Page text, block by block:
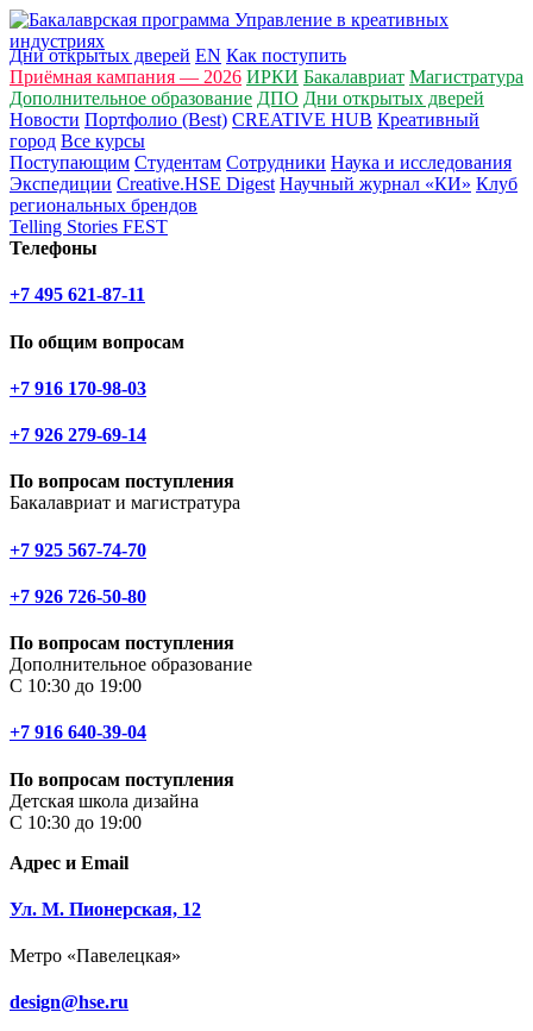
Дни открытых дверей EN Как поступить
Приёмная кампания — 2026 ИРКИ Бакалавриат Магистратура
Дополнительное образование ДПО Дни открытых дверей
Новости Портфолио (Best) CREATIVE HUB Креативный
город Все курсы
Поступающим Студентам Сотрудники Наука и исследования
Экспедиции Creative.HSE Digest Научный журнал «КИ» Клуб
региональных брендов
Telling Stories FEST
Телефоны
+7 495 621-87-11
По общим вопросам
+7 916 170-98-03
+7 926 279-69-14
По вопросам поступления
Бакалавриат и магистратура
+7 925 567-74-70
+7 926 726-50-80
По вопросам поступления
Дополнительное образование
С 10:30 до 19:00
+7 916 640-39-04
По вопросам поступления
Детская школа дизайна
С 10:30 до 19:00
Адрес и Email
Ул. М. Пионерская, 12
Метро «Павелецкая»
design@hse.ru